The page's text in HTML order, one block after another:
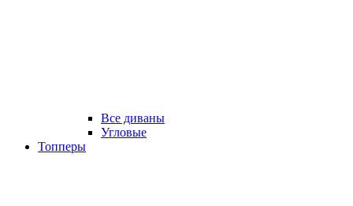
Все диваны
Угловые
Топперы